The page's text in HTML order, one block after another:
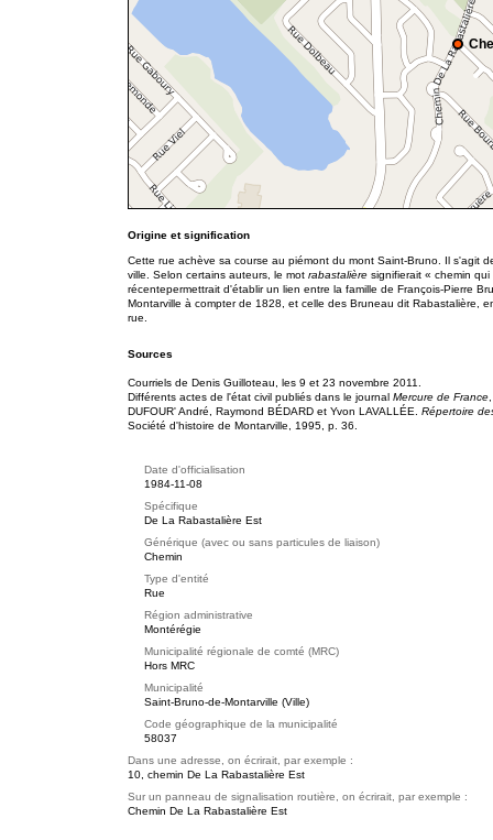
Origine et signification
Cette rue achève sa course au piémont du mont Saint-Bruno. Il s'agit
ville. Selon certains auteurs, le mot rabastalière signifierait « chemin
récentepermettrait d'établir un lien entre la famille de François-Pierre
Montarville à compter de 1828, et celle des Bruneau dit Rabastalière,
rue.
Sources
Courriels de Denis Guilloteau, les 9 et 23 novembre 2011.
Différents actes de l'état civil publiés dans le journal Mercure de France
DUFOUR' André, Raymond BÉDARD et Yvon LAVALLÉE. Répertoire
Société d'histoire de Montarville, 1995, p. 36.
Date d'officialisation
1984-11-08
Spécifique
De La Rabastalière Est
Générique (avec ou sans particules de liaison)
Chemin
Type d'entité
Rue
Région administrative
Montérégie
Municipalité régionale de comté (MRC)
Hors MRC
Municipalité
Saint-Bruno-de-Montarville (Ville)
Code géographique de la municipalité
58037
Dans une adresse, on écrirait, par exemple :
10, chemin De La Rabastalière Est
Sur un panneau de signalisation routière, on écrirait, par exemple :
Chemin De La Rabastalière Est